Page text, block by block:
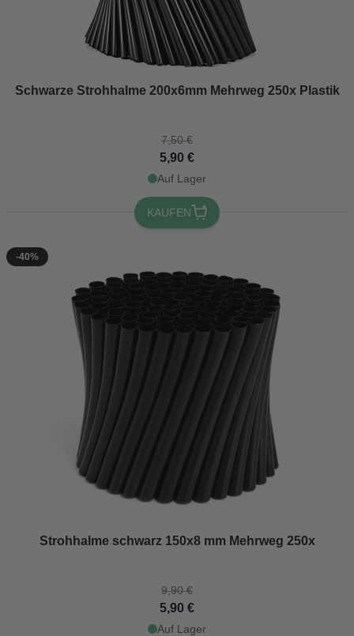
Schwarze Strohhalme 200x6mm Mehrweg 250x Plastik
The price depends on the options chosen on the product page
7,50 €
5,90 €
Auf Lager
KAUFEN
-40%
Strohhalme schwarz 150x8 mm Mehrweg 250x
The price depends on the options chosen on the product page
9,90 €
5,90 €
Auf Lager